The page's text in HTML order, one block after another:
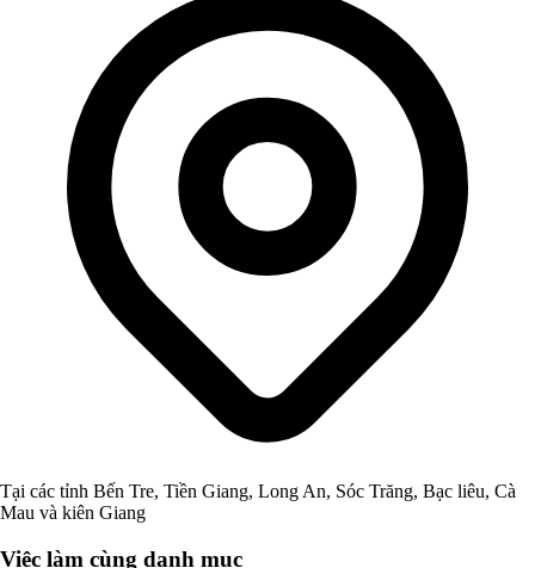
Tại các tỉnh Bến Tre, Tiền Giang, Long An, Sóc Trăng, Bạc liêu, Cà
Mau và kiên Giang
Việc làm cùng danh mục